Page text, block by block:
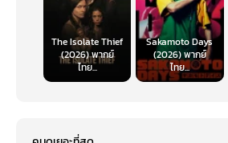
The Isolate Thief
(2026) พากย์
ไทย...
Sakamoto Days
(2026) พากย์
ไทย...